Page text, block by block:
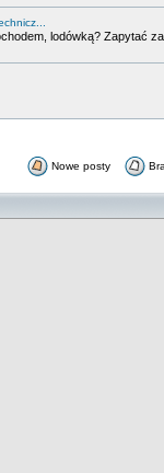
lodówką? Zapytać
Nowe posty